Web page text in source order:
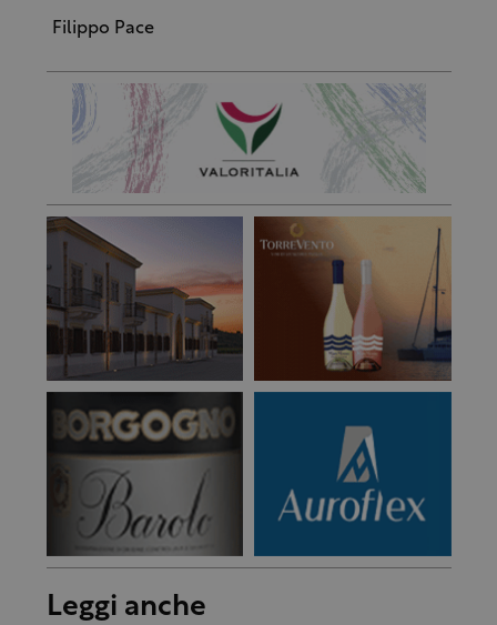
Filippo Pace
Leggi anche